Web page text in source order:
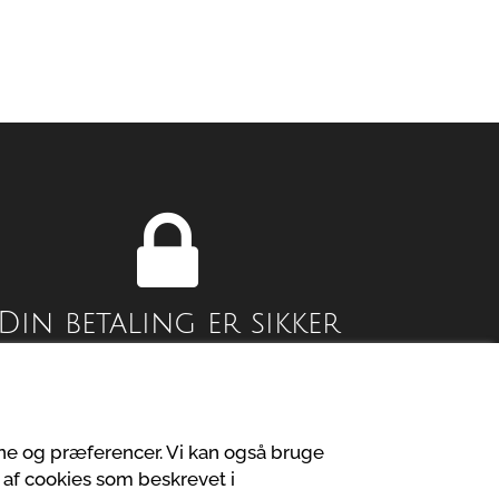
betaling er sikker
og præferencer. Vi kan også bruge
cookies som beskrevet i